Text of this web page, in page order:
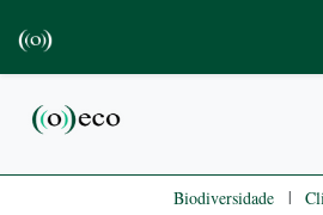
Biodiversidade |